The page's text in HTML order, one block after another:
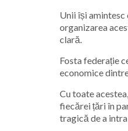
Unii își amintesc
organizarea
clară.
Fosta federație
economice
Cu toate
fiecărei țări în
tragică de a